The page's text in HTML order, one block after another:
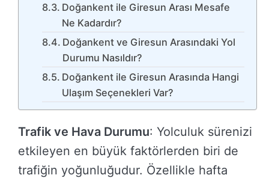
Doğankent ile Giresun Arası Mesafe
Ne Kadardır?
Doğankent ve Giresun Arasındaki Yol
Durumu Nasıldır?
Doğankent ile Giresun Arasında Hangi
Ulaşım Seçenekleri Var?
Trafik ve Hava Durumu: Yolculuk sürenizi
etkileyen en büyük faktörlerden biri de
trafiğin yoğunluğudur. Özellikle hafta